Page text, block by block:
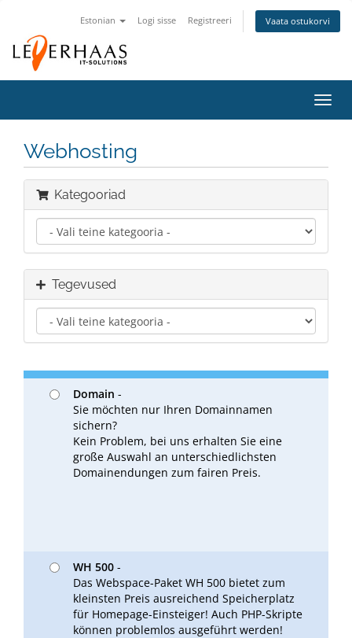
Estonian Logi sisse Registreeri Vaata ostukorvi
Webhosting
Kategooriad
Tegevused
Domain -
Sie möchten nur Ihren Domainnamen
sichern?
Kein Problem, bei uns erhalten Sie eine
große Auswahl an unterschiedlichsten
Domainendungen zum fairen Preis.
WH 500 -
Das Webspace-Paket WH 500 bietet zum
kleinsten Preis ausreichend Speicherplatz
für Homepage-Einsteiger! Auch PHP-Skripte
können problemlos ausgeführt werden!